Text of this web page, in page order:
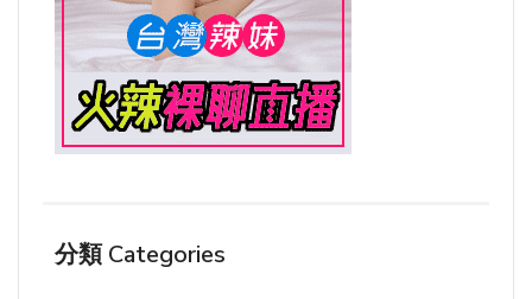
分類 Categories